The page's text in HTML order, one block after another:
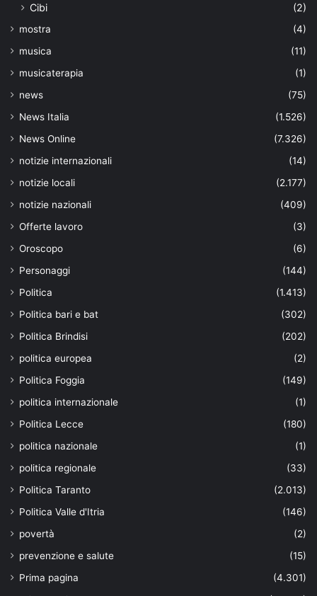
Cibi (2)
mostra
(4)
musica
(11)
musicaterapia
(1)
news
(75)
News Italia
(1.526)
News Online
(7.326)
notizie internazionali
(14)
notizie locali
(2.177)
notizie nazionali
(409)
Offerte lavoro
(3)
Oroscopo
(6)
Personaggi
(144)
Politica
(1.413)
Politica bari e bat
(302)
Politica Brindisi
(202)
politica europea
(2)
Politica Foggia
(149)
politica internazionale
(1)
Politica Lecce
(180)
politica nazionale
(1)
politica regionale
(33)
Politica Taranto
(2.013)
Politica Valle d'Itria
(146)
povertà
(2)
prevenzione e salute
(15)
Prima pagina
(4.301)